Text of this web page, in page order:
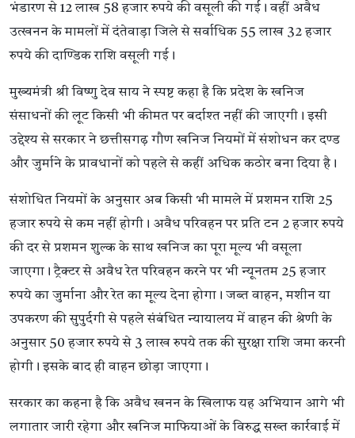
भंडारण से 12 लाख 58 हजार रुपये की वसूली की गई। वहीं अवैध
उत्खनन के मामलों में दंतेवाड़ा जिले से सर्वाधिक 55 लाख 32 हजार
रुपये की दाण्डिक राशि वसूली गई।
मुख्यमंत्री श्री विष्णु देव साय ने स्पष्ट कहा है कि प्रदेश के खनिज
संसाधनों की लूट किसी भी कीमत पर बर्दाश्त नहीं की जाएगी। इसी
उद्देश्य से सरकार ने छत्तीसगढ़ गौण खनिज नियमों में संशोधन कर दण्ड
और जुर्माने के प्रावधानों को पहले से कहीं अधिक कठोर बना दिया है।
संशोधित नियमों के अनुसार अब किसी भी मामले में प्रशमन राशि 25
हजार रुपये से कम नहीं होगी। अवैध परिवहन पर प्रति टन 2 हजार रुपये
की दर से प्रशमन शुल्क के साथ खनिज का पूरा मूल्य भी वसूला
जाएगा। ट्रैक्टर से अवैध रेत परिवहन करने पर भी न्यूनतम 25 हजार
रुपये का जुर्माना और रेत का मूल्य देना होगा। जब्त वाहन, मशीन या
उपकरण की सुपुर्दगी से पहले संबंधित न्यायालय में वाहन की श्रेणी के
अनुसार 50 हजार रुपये से 3 लाख रुपये तक की सुरक्षा राशि जमा करनी
होगी। इसके बाद ही वाहन छोड़ा जाएगा।
सरकार का कहना है कि अवैध खनन के खिलाफ यह अभियान आगे भी
लगातार जारी रहेगा और खनिज माफियाओं के विरुद्ध सख्त कार्रवाई में